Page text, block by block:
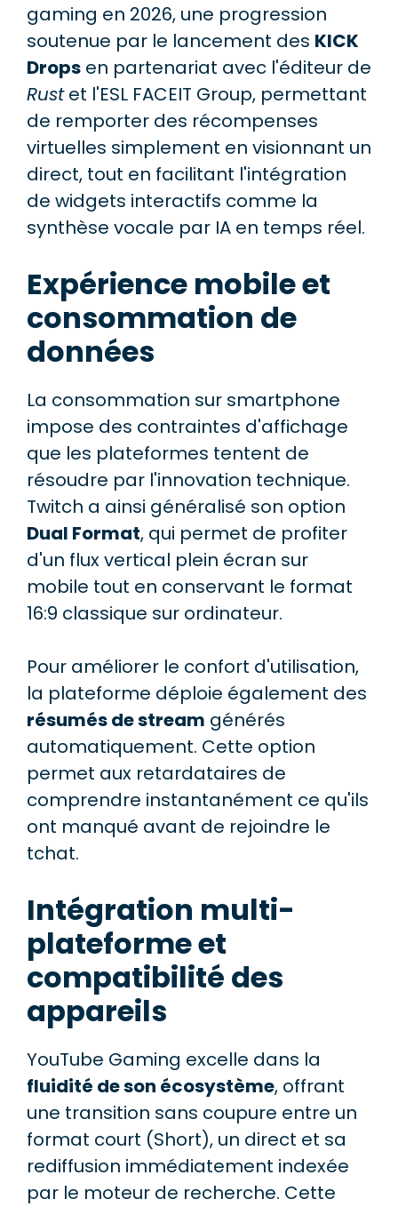
gaming en 2026, une progression
soutenue par le lancement des KICK
Drops en partenariat avec l'éditeur de
Rustet l'ESL FACEIT Group, permettant
de remporter des récompenses
virtuelles simplement en visionnant un
direct, tout en facilitant l'intégration
de widgets interactifs comme la
synthèse vocale par IA en temps réel.
Expérience mobile et
consommation de
données
La consommation sur smartphone
impose des contraintes d'affichage
que les plateformes tentent de
résoudre par l'innovation technique.
Twitch a ainsi généralisé son option
Dual Format, qui permet de profiter
d'un flux vertical plein écran sur
mobile tout en conservant le format
16:9 classique sur ordinateur.
Pour améliorer le confort d'utilisation,
la plateforme déploie également des
résumés de stream générés
automatiquement. Cette option
permet aux retardataires de
comprendre instantanément ce qu'ils
ont manqué avant de rejoindre le
tchat.
Intégration multi-
plateforme et
compatibilité des
appareils
YouTube Gaming excelle dans la
fluidité de son écosystème, offrant
une transition sans coupure entre un
format court (Short), un direct et sa
rediffusion immédiatement indexée
par le moteur de recherche. Cette